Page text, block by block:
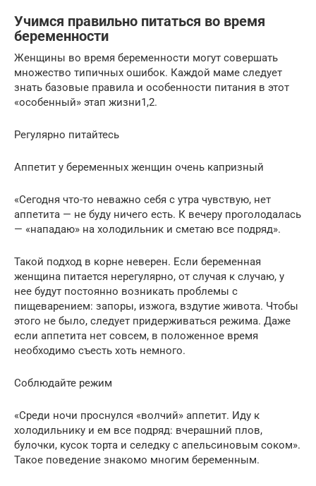
Учимся правильно питаться во время
беременности
Женщины во время беременности могут совершать
множество типичных ошибок. Каждой маме следует
знать базовые правила и особенности питания в этот
«особенный» этап жизни1,2.
Регулярно питайтесь
Аппетит у беременных женщин очень капризный
«Сегодня что-то неважно себя с утра чувствую, нет
аппетита — не буду ничего есть. К вечеру проголодалась
— «нападаю» на холодильник и сметаю все подряд».
Такой подход в корне неверен. Если беременная
женщина питается нерегулярно, от случая к случаю, у
нее будут постоянно возникать проблемы с
пищеварением: запоры, изжога, вздутие живота. Чтобы
этого не было, следует придерживаться режима. Даже
если аппетита нет совсем, в положенное время
необходимо съесть хоть немного.
Соблюдайте режим
«Среди ночи проснулся «волчий» аппетит. Иду к
холодильнику и ем все подряд: вчерашний плов,
булочки, кусок торта и селедку с апельсиновым соком».
Такое поведение знакомо многим беременным.